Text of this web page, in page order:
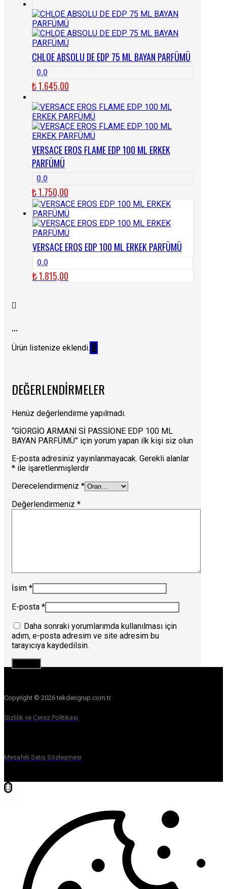
CHLOE ABSOLU DE EDP 75 ML BAYAN PARFÜMÜ
0.0
₺1.645,00
VERSACE EROS FLAME EDP 100 ML ERKEK
PARFÜMÜ
0.0
₺1.750,00
VERSACE EROS EDP 100 ML ERKEK PARFÜMÜ
0.0
₺1.815,00
...
Ürün listenize eklendi.
DEĞERLENDIRMELER
Henüz değerlendirme yapılmadı.
“GİORGİO ARMANİ Sİ PASSİONE EDP 100 ML
BAYAN PARFÜMÜ” için yorum yapan ilk kişi siz olun
E-posta adresiniz yayınlanmayacak. Gerekli alanlar
* ile işaretlenmişlerdir
Derecelendirmeniz *
Değerlendirmeniz *
İsim *
E-posta *
Daha sonraki yorumlarımda kullanılması için
adım, e-posta adresim ve site adresim bu
tarayıcıya kaydedilsin.
Copyright © 2026 tekdengrup.com.tr
Gizlilik ve Çerez Politikası
Mesafeli Satış Sözleşmesi